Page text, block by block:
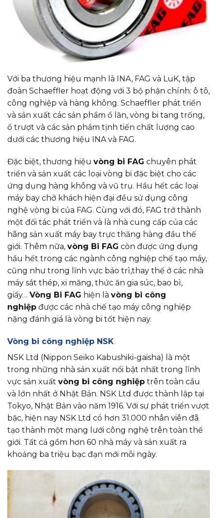
Với ba thương hiệu mạnh là INA, FAG và LuK, tập
đoàn Schaeffler hoạt động với 3 bộ phận chính: ô tô,
công nghiệp và hàng không. Schaeffler phát triển
và sản xuất các sản phẩm ổ lăn, vòng bi tang trống,
ổ trượt và các sản phẩm tịnh tiến chất lượng cao
dưới các thương hiệu INA và FAG.
Đặc biệt, thương hiệu vòng bi FAG chuyên phát
triển và sản xuất các loại vòng bi đặc biệt cho các
ứng dụng hàng không và vũ trụ. Hầu hết các loại
máy bay chở khách hiện đại đều sử dụng công
nghệ vòng bi của FAG. Cùng với đó, FAG trở thành
một đối tác phát triển và là nhà cung cấp của các
hãng sản xuất máy bay trực thăng hàng đầu thế
giới. Thêm nữa, vòng Bi FAG còn được ứng dụng
hầu hết trong các ngành công nghiệp chế tạo máy,
cũng như trong lĩnh vực bảo trì,thay thế ở các nhà
máy sắt thép, xi măng, thức ăn gia súc, bao bì,
giấy… Vòng Bi FAG hiện là vòng bi công
nghiệp được các nhà chế tạo máy công nghiệp
nặng đánh giá là vòng bi tốt hiện nay.
Vòng bi công nghiệp NSK
NSK Ltd (Nippon Seiko Kabushiki-gaisha) là một
trong những nhà sản xuất nổi bật nhất trong lĩnh
vực sản xuất vòng bi công nghiệp trên toàn cầu
và lớn nhất ở Nhật Bản. NSK Ltd được thành lập tại
Tokyo, Nhật Bản vào năm 1916. Với sự phát triển vượt
bậc, hiện nay NSK Ltd có hơn 31.000 nhân viên đã
tạo thành một mạng lưới công nghệ trên toàn thế
giới. Tất cả gồm hơn 60 nhà máy và sản xuất ra
khoảng ba triệu bạc đạn mới mỗi ngày.